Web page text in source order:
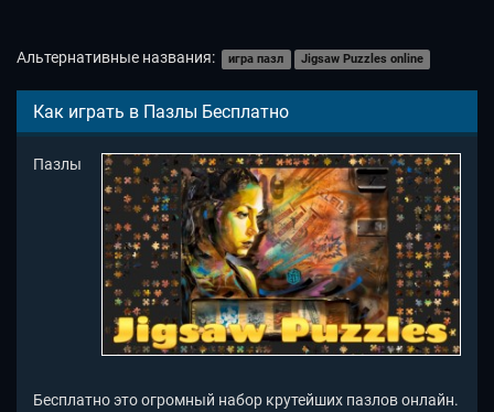
Альтернативные названия: игра пазл Jigsaw Puzzles online
Как играть в Пазлы Бесплатно
Пазлы
Бесплатно это огромный набор крутейших пазлов онлайн.